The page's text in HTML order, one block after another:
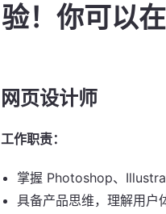
验！你可以
网页设计师
工作职责：
掌握 Photoshop、
具备产品思维，理解用户